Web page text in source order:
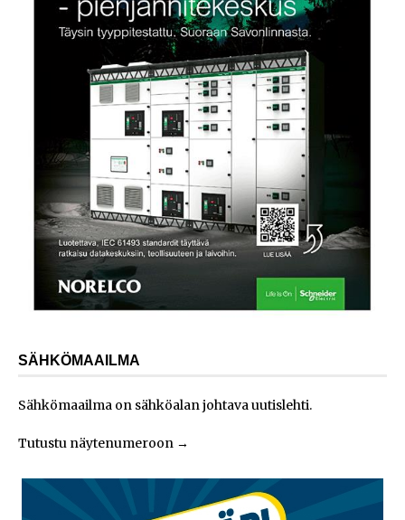
SÄHKÖMAAILMA
Sähkömaailma on sähköalan johtava uutislehti.
Tutustu näytenumeroon →